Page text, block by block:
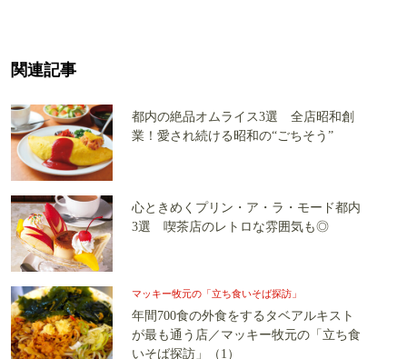
関連記事
都内の絶品オムライス3選 全店昭和創
業！愛され続ける昭和の“ごちそう”
心ときめくプリン・ア・ラ・モード都内
3選 喫茶店のレトロな雰囲気も◎
マッキー牧元の「立ち食いそば探訪」
年間700食の外食をするタベアルキスト
が最も通う店／マッキー牧元の「立ち食
いそば探訪」（1）